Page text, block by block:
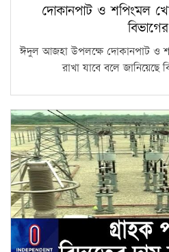
দোকানপাট ও শপিংমল
ঈদুল আজহা উপলক্ষে দোকানপাট ও
রাখা যাবে বলে জানিয়েছে